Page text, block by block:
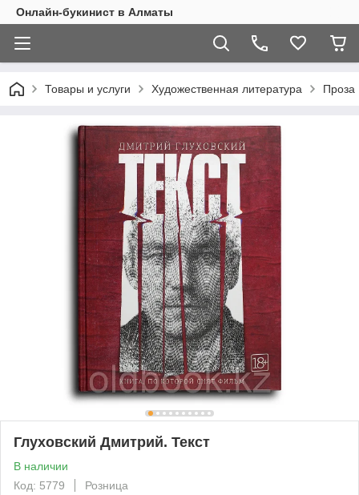
Онлайн-букинист в Алматы
Товары и услуги Художественная литература Проза
Глуховский Дмитрий. Текст
В наличии
Код: 5779
Розница